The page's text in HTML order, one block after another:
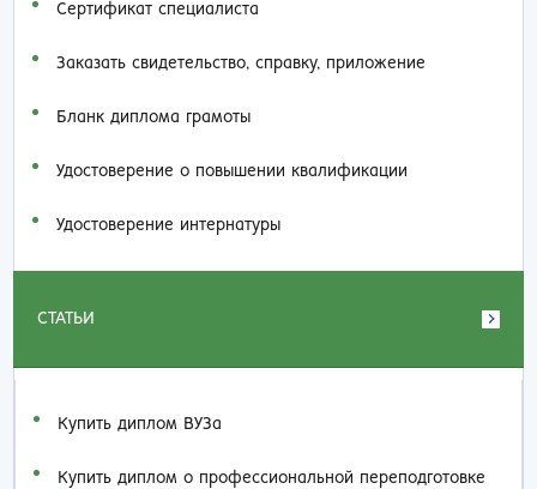
Сертификат специалиста
Заказать cвидетельство, справку, приложение
Бланк диплома грамоты
Удостоверение о повышении квалификации
Удостоверение интернатуры
СТАТЬИ
Купить диплом ВУЗа
Купить диплом о профессиональной переподготовке